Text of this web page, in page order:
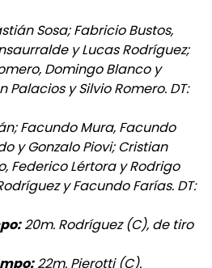
Sosa; Fabricio Bustos,
y Lucas Rodríguez;
Domingo Blanco y
Palacios y Silvio Romero. DT:
Facundo Mura, Facundo
y Gonzalo Piovi; Cristian
Federico Lértora y Rodrigo
y Facundo Farías. DT:
20m. Rodríguez (C), de tiro
22m. Pierotti (C).